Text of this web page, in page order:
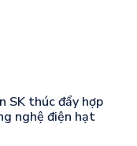
SK thúc đẩy hợp
nghệ điện hạt